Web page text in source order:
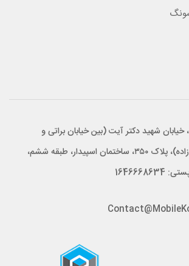
خیابان شهید دکتر آیت (بین خیابان براتی و
خیابان قاسم زاده)، پلاک ۳۵۰، ساختمان اسپیدار، طبقه ششم،